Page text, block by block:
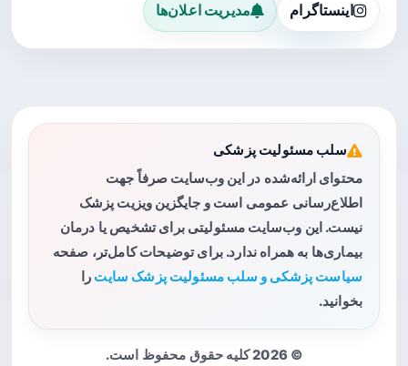
اینستاگرام مدیریت اعلان‌ها
سلب مسئولیت پزشکی
محتوای ارائه‌شده در این وب‌سایت صرفاً جهت
اطلاع‌رسانی عمومی است و جایگزین ویزیت پزشک
نیست. این وب‌سایت مسئولیتی برای تشخیص یا درمان
بیماری‌ها به همراه ندارد. برای توضیحات کامل‌تر، صفحه
سیاست پزشکی و سلب مسئولیت پزشک سایت را
بخوانید.
© 2026 کلیه حقوق محفوظ است.